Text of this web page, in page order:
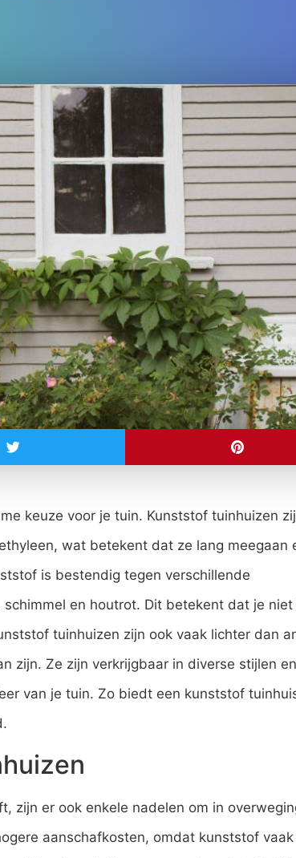
keuze voor je tuin. Kunststof tuinhuizen
wat betekent dat ze lang meegaan
is bestendig tegen verschillende
en houtrot. Dit betekent dat je niet
tuinhuizen zijn ook vaak lichter dan
zijn. Ze zijn verkrijgbaar in diverse stijlen
van je tuin. Zo biedt een kunststof
zijn er ook enkele nadelen om in
aanschafkosten, omdat kunststof